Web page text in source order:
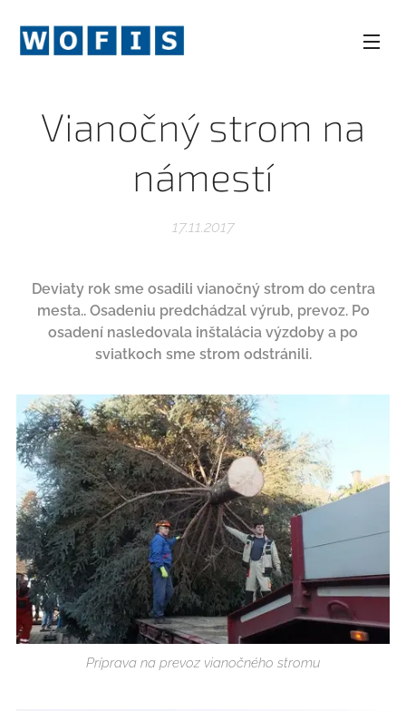
Vianočný strom na
námestí
17.11.2017
Deviaty rok sme osadili vianočný strom do centra
mesta.. Osadeniu predchádzal výrub, prevoz. Po
osadení nasledovala inštalácia výzdoby a po
sviatkoch sme strom odstránili.
Príprava na prevoz vianočného stromu